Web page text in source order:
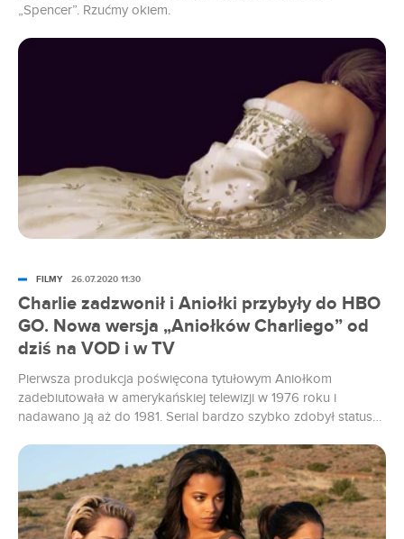
„Spencer”. Rzućmy okiem.
Charlie zadzwonił i Aniołki przybyły do HBO
GO. Nowa wersja „Aniołków Charliego” od
dziś na VOD i w TV
Pierwsza produkcja poświęcona tytułowym Aniołkom
zadebiutowała w amerykańskiej telewizji w 1976 roku i
nadawano ją aż do 1981. Serial bardzo szybko zdobył status
kultowym. Nikogo nie zdziwiło więc, że 19 lat po skasowaniu
oryginalnych „Aniołków Charliego” Hollywood ponownie
sięgnęło po tą markę. Dwa filmy z udziałem Lucy Liu, Cameron
Diaz i Drew Barrymore nie cieszyły się wielkim poważaniem
krytyków, ale zarobiły łącznie ponad 523 mln dol. w
FILMY 26.07.2020 11:30